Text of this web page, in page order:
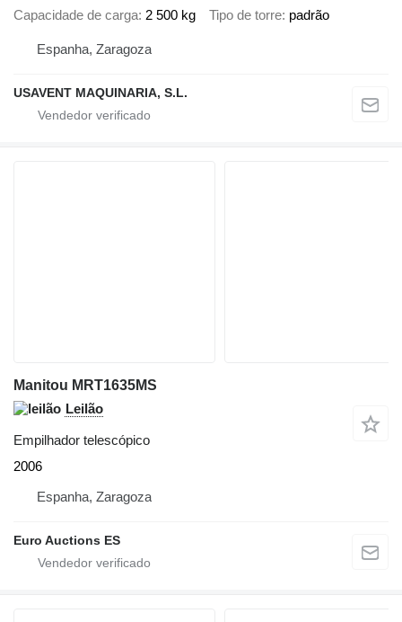
Capacidade de carga 2 500 kg Tipo de torre padrão
Espanha, Zaragoza
USAVENT MAQUINARIA, S.L.
Manitou MRT1635MS
Leilão
Empilhador telescópico
2006
Espanha, Zaragoza
Euro Auctions ES